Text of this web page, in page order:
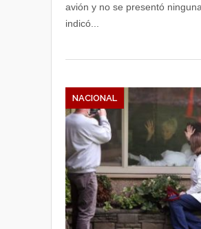
avión y no se presentó ninguna
indicó...
NACIONAL